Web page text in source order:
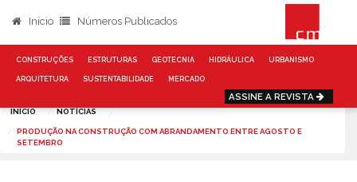
Início Números Publicados
CONSTRUÇÕES ESTRUTURAS GEOTECNIA HIDRÁULICA URBANISMO
ARQUITETURA SUSTENTABILIDADE MERCADO
ASSINE A REVISTA
INÍCIO NOTÍCIAS
PRODUÇÃO NA CONSTRUÇÃO COM ABRANDAMENTO ENTRE AGOSTO E
SETEMBRO